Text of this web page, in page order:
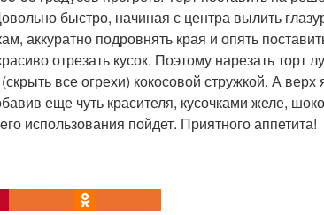
быстро, начиная с центра вылить
аккуратно подровнять края и опять
отрезать кусок. Поэтому нарезать торт
все огрехи) кокосовой стружкой. А верх
еще чуть красителя, кусочками желе,
использования пойдет. Приятного аппетита!